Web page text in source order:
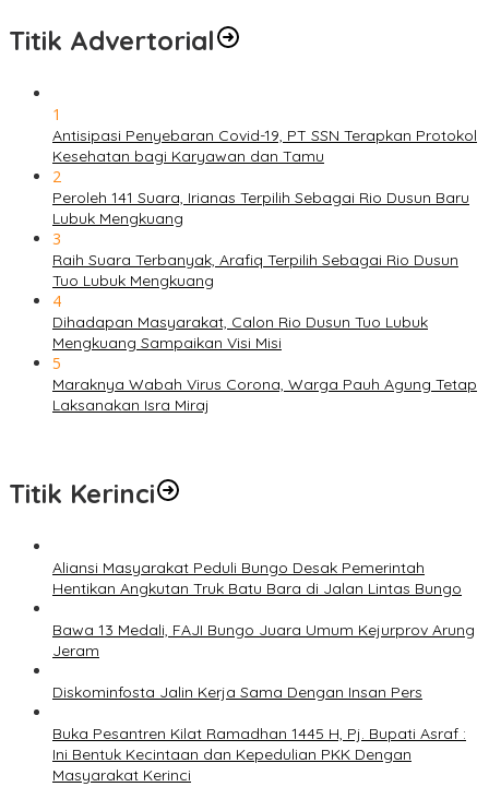
Titik Advertorial
1
Antisipasi Penyebaran Covid-19, PT SSN Terapkan Protokol
Kesehatan bagi Karyawan dan Tamu
2
Peroleh 141 Suara, Irianas Terpilih Sebagai Rio Dusun Baru
Lubuk Mengkuang
3
Raih Suara Terbanyak, Arafiq Terpilih Sebagai Rio Dusun
Tuo Lubuk Mengkuang
4
Dihadapan Masyarakat, Calon Rio Dusun Tuo Lubuk
Mengkuang Sampaikan Visi Misi
5
Maraknya Wabah Virus Corona, Warga Pauh Agung Tetap
Laksanakan Isra Miraj
Titik Kerinci
Aliansi Masyarakat Peduli Bungo Desak Pemerintah
Hentikan Angkutan Truk Batu Bara di Jalan Lintas Bungo
Bawa 13 Medali, FAJI Bungo Juara Umum Kejurprov Arung
Jeram
Diskominfosta Jalin Kerja Sama Dengan Insan Pers
Buka Pesantren Kilat Ramadhan 1445 H, Pj. Bupati Asraf :
Ini Bentuk Kecintaan dan Kepedulian PKK Dengan
Masyarakat Kerinci